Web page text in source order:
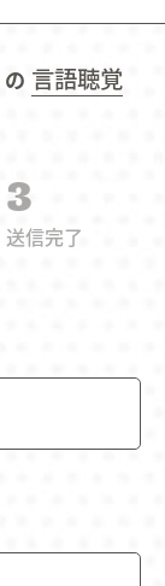
の 言語聴覚
3
送信完了